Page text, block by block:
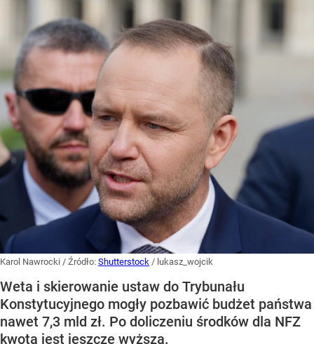
Karol Nawrocki / Źródło: Shutterstock / lukasz_wojcik
Weta i skierowanie ustaw do Trybunału
Konstytucyjnego mogły pozbawić budżet państwa
nawet 7,3 mld zł. Po doliczeniu środków dla NFZ
kwota jest jeszcze wyższa.